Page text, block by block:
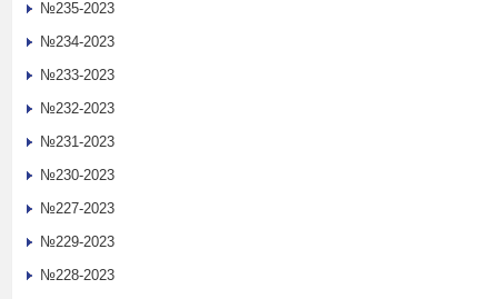
№235-2023
№234-2023
№233-2023
№232-2023
№231-2023
№230-2023
№227-2023
№229-2023
№228-2023